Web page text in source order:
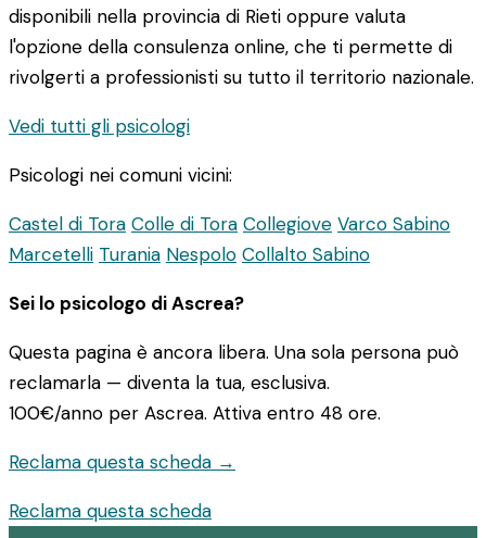
disponibili nella provincia di Rieti oppure valuta
l'opzione della consulenza online, che ti permette di
rivolgerti a professionisti su tutto il territorio nazionale.
Vedi tutti gli psicologi
Psicologi nei comuni vicini:
Castel di Tora Colle di Tora Collegiove Varco Sabino
Marcetelli Turania Nespolo Collalto Sabino
Sei lo psicologo di Ascrea?
Questa pagina è ancora libera. Una sola persona può
reclamarla — diventa la tua, esclusiva.
100€/anno per Ascrea. Attiva entro 48 ore.
Reclama questa scheda →
Reclama questa scheda